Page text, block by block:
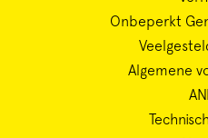
Onbeperkt
Algemene